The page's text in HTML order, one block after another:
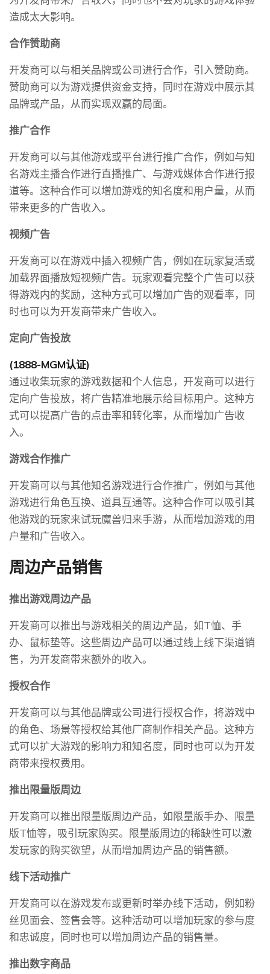
造成太大影响。
合作赞助商
开发商可以与相关品牌或公司进行合作，引入赞助商。
赞助商可以为游戏提供资金支持，同时在游戏中展示其
品牌或产品，从而实现双赢的局面。
推广合作
开发商可以与其他游戏或平台进行推广合作，例如与知
名游戏主播合作进行直播推广、与游戏媒体合作进行报
道等。这种合作可以增加游戏的知名度和用户量，从而
带来更多的广告收入。
视频广告
开发商可以在游戏中插入视频广告，例如在玩家复活或
加载界面播放短视频广告。玩家观看完整个广告可以获
得游戏内的奖励，这种方式可以增加广告的观看率，同
时也可以为开发商带来广告收入。
定向广告投放
(1888-MGM认证)
通过收集玩家的游戏数据和个人信息，开发商可以进行
定向广告投放，将广告精准地展示给目标用户。这种方
式可以提高广告的点击率和转化率，从而增加广告收
入。
游戏合作推广
开发商可以与其他知名游戏进行合作推广，例如与其他
游戏进行角色互换、道具互通等。这种合作可以吸引其
他游戏的玩家来试玩魔兽归来手游，从而增加游戏的用
户量和广告收入。
周边产品销售
推出游戏周边产品
开发商可以推出与游戏相关的周边产品，如T恤、手
办、鼠标垫等。这些周边产品可以通过线上线下渠道销
售，为开发商带来额外的收入。
授权合作
开发商可以与其他品牌或公司进行授权合作，将游戏中
的角色、场景等授权给其他厂商制作相关产品。这种方
式可以扩大游戏的影响力和知名度，同时也可以为开发
商带来授权费用。
推出限量版周边
开发商可以推出限量版周边产品，如限量版手办、限量
版T恤等，吸引玩家购买。限量版周边的稀缺性可以激
发玩家的购买欲望，从而增加周边产品的销售额。
线下活动推广
开发商可以在游戏发布或更新时举办线下活动，例如粉
丝见面会、签售会等。这种活动可以增加玩家的参与度
和忠诚度，同时也可以增加周边产品的销售量。
推出数字商品